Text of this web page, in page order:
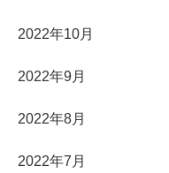
2022年10月
2022年9月
2022年8月
2022年7月